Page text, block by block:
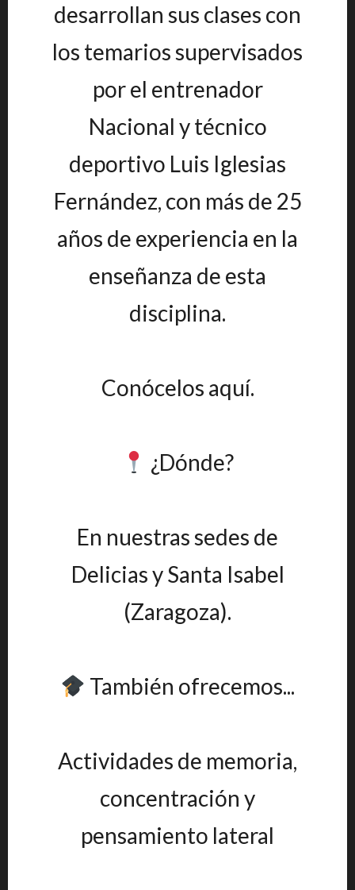
desarrollan sus clases con
los temarios supervisados
por el entrenador
Nacional y técnico
deportivo Luis Iglesias
Fernández, con más de 25
años de experiencia en la
enseñanza de esta
disciplina.
Conócelos aquí.
¿Dónde?
En nuestras sedes de
Delicias y Santa Isabel
(Zaragoza).
También ofrecemos...
Actividades de memoria,
concentración y
pensamiento lateral